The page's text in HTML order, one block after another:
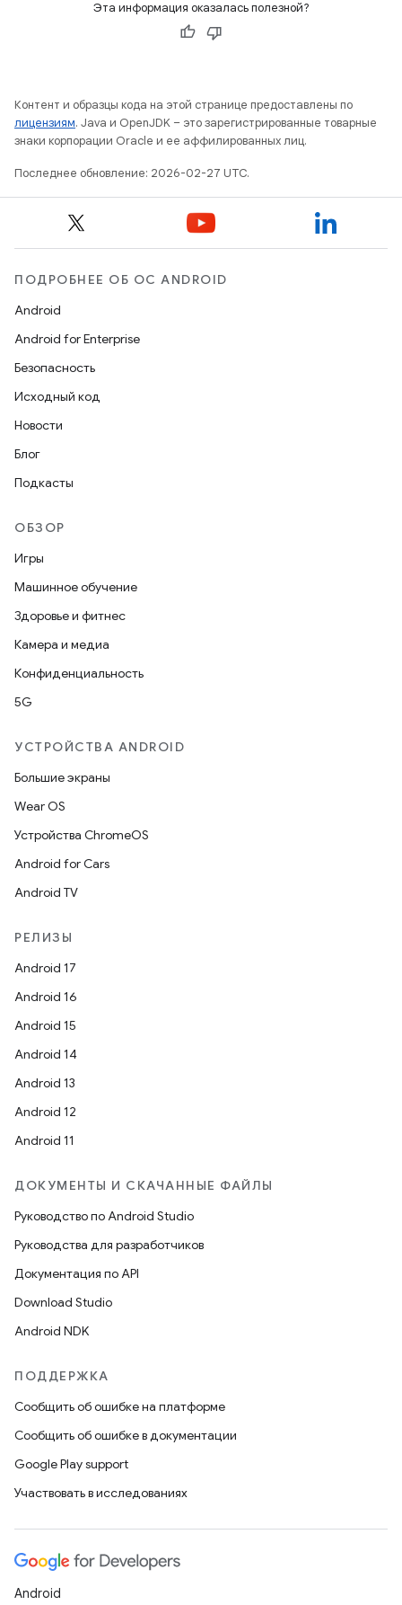
Эта информация оказалась полезной?
Контент и образцы кода на этой странице предоставлены по
лицензиям. Java и OpenJDK – это зарегистрированные товарные
знаки корпорации Oracle и ее аффилированных лиц.
Последнее обновление: 2026-02-27 UTC.
ПОДРОБНЕЕ ОБ ОС ANDROID
Android
Android for Enterprise
Безопасность
Исходный код
Новости
Блог
Подкасты
ОБЗОР
Игры
Машинное обучение
Здоровье и фитнес
Камера и медиа
Конфиденциальность
5G
УСТРОЙСТВА ANDROID
Большие экраны
Wear OS
Устройства ChromeOS
Android for Cars
Android TV
РЕЛИЗЫ
Android 17
Android 16
Android 15
Android 14
Android 13
Android 12
Android 11
ДОКУМЕНТЫ И СКАЧАННЫЕ ФАЙЛЫ
Руководство по Android Studio
Руководства для разработчиков
Документация по API
Download Studio
Android NDK
ПОДДЕРЖКА
Сообщить об ошибке на платформе
Сообщить об ошибке в документации
Google Play support
Участвовать в исследованиях
Android